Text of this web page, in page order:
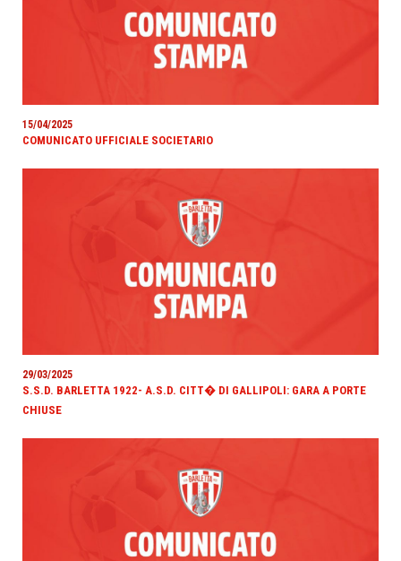
15/04/2025
COMUNICATO UFFICIALE SOCIETARIO
29/03/2025
S.S.D. BARLETTA 1922- A.S.D. CITT� DI GALLIPOLI: GARA A PORTE
CHIUSE